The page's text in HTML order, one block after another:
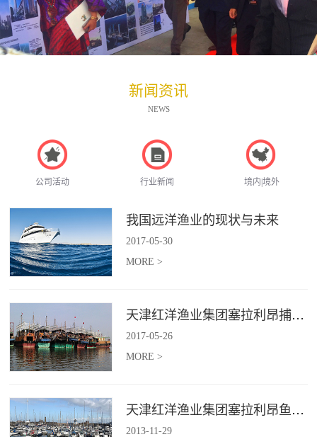
新闻资讯
NEWS
公司活动 行业新闻 境内|境外
我国远洋渔业的现状与未来
2017-05-30
MORE >
天津红洋渔业集团塞拉利昂捕捞项目
2017-05-26
MORE >
天津红洋渔业集团塞拉利昂鱼粉项目
2013-11-29